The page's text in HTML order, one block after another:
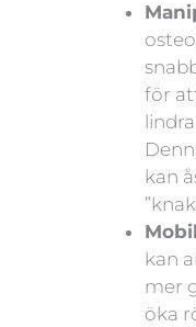
för
kan
kan
mer
öka